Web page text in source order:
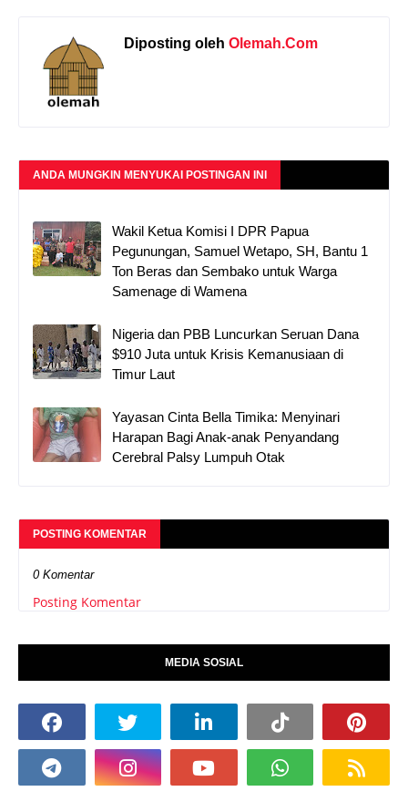
Diposting oleh Olemah.Com
ANDA MUNGKIN MENYUKAI POSTINGAN INI
Wakil Ketua Komisi I DPR Papua
Pegunungan, Samuel Wetapo, SH, Bantu 1
Ton Beras dan Sembako untuk Warga
Samenage di Wamena
Nigeria dan PBB Luncurkan Seruan Dana
$910 Juta untuk Krisis Kemanusiaan di
Timur Laut
Yayasan Cinta Bella Timika: Menyinari
Harapan Bagi Anak-anak Penyandang
Cerebral Palsy Lumpuh Otak
POSTING KOMENTAR
0 Komentar
Posting Komentar
MEDIA SOSIAL